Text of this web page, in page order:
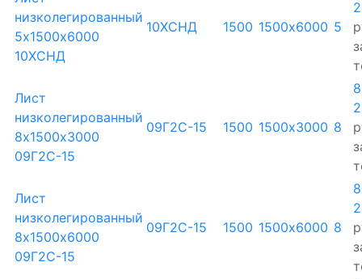
низколегированный
5х1500х6000
10ХСНД
10ХСНД 1500 1500х6000 5
Лист
низколегированный
8х1500х3000
09Г2С-15
09Г2С-15 1500 1500х3000 8
Лист
низколегированный
8х1500х6000
09Г2С-15
09Г2С-15 1500 1500х6000 8